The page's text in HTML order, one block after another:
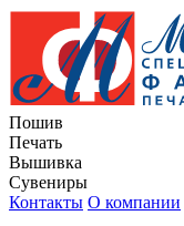
Пошив
Печать
Вышивка
Сувениры
Контакты О компании